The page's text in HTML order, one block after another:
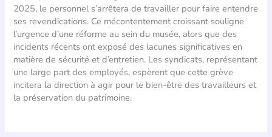
2025, le personnel s’arrêtera de travailler pour faire entendre
ses revendications. Ce mécontentement croissant souligne
l’urgence d’une réforme au sein du musée, alors que des
incidents récents ont exposé des lacunes significatives en
matière de sécurité et d’entretien. Les syndicats, représentant
une large part des employés, espèrent que cette grève
incitera la direction à agir pour le bien-être des travailleurs et
la préservation du patrimoine.